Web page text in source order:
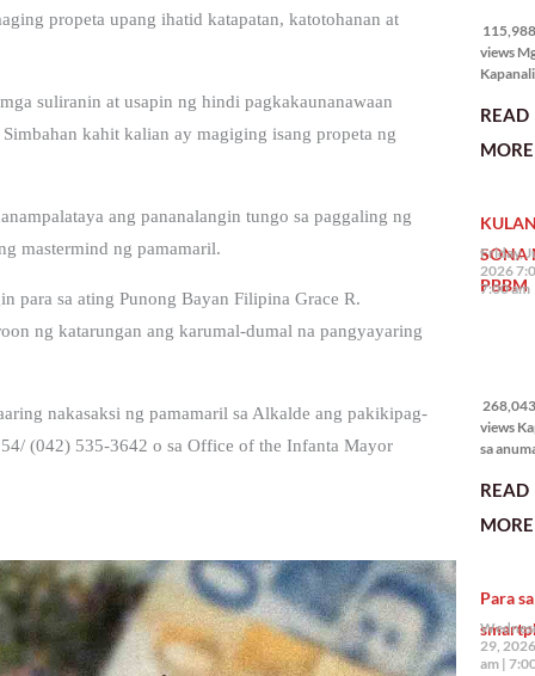
propeta upang ihatid katapatan, katotohanan at
suliranin at usapin ng hindi pagkakaunanawaan
kahit kalian ay magiging isang propeta ng
ang pananalangin tungo sa paggaling ng
mastermind ng pamamaril.
para sa ating Punong Bayan Filipina Grace R.
ng katarungan ang karumal-dumal na pangyayaring
nakasaksi ng pamamaril sa Alkalde ang pakikipag-
(042) 535-3642 o sa Office of the Infanta Mayor
views
State of
Marcos
READ
MORE
SONA
PBBM
Friday,
2026
7:00 am
views
sa
planong
usapin
sadyang
READ
MORE
Para
29,
am